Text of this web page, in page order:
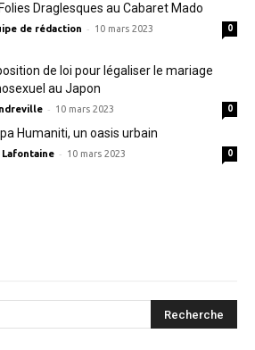
Draglesques au Cabaret Mado
de rédaction - 10 mars 2023 0
de loi pour légaliser le mariage
au Japon
- 10 mars 2023 0
Humaniti, un oasis urbain
Lafontaine - 10 mars 2023 0